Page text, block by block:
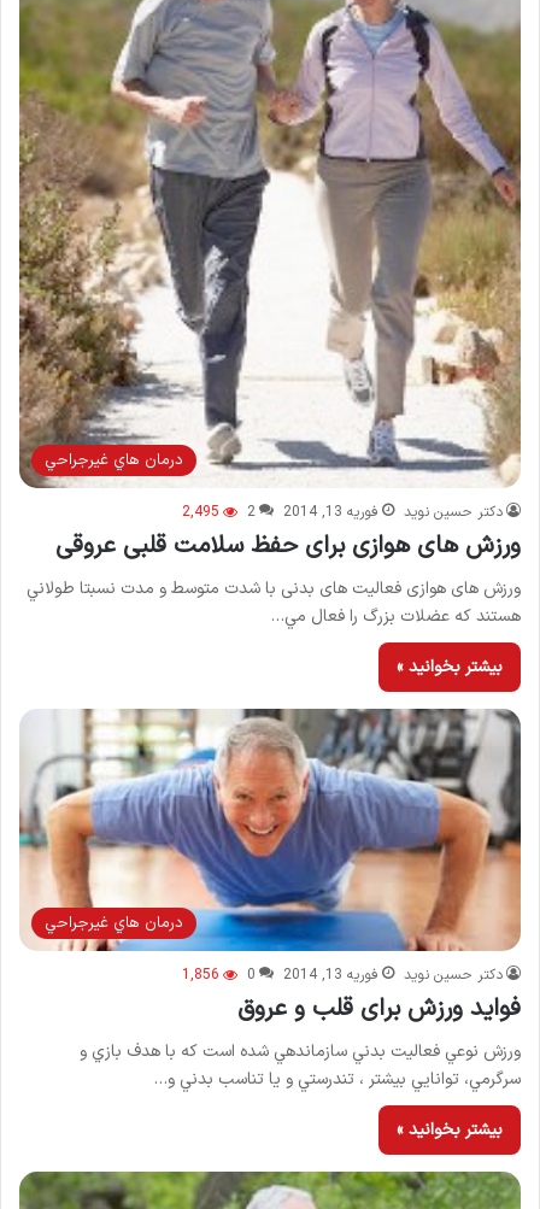
درمان هاي غيرجراحي
دکتر حسین نوید فوریه 13, 2014 2
2,495
ورزش های هوازی برای حفظ سلامت قلبی عروقی
ورزش های هوازی فعاليت های بدنی با شدت متوسط و مدت نسبتا طولاني
هستند كه عضلات بزرگ را فعال مي…
بیشتر بخوانید »
درمان هاي غيرجراحي
دکتر حسین نوید فوریه 13, 2014 0
1,856
فواید ورزش برای قلب و عروق
ورزش نوعي فعاليت بدني سازماندهي شده است كه با هدف بازي و
سرگرمي، توانايي بيشتر ، تندرستي و يا تناسب بدني و…
بیشتر بخوانید »